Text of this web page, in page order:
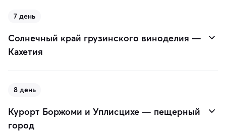
7 день
Солнечный край грузинского виноделия —
Кахетия
8 день
Курорт Боржоми и Уплисцихе — пещерный
город